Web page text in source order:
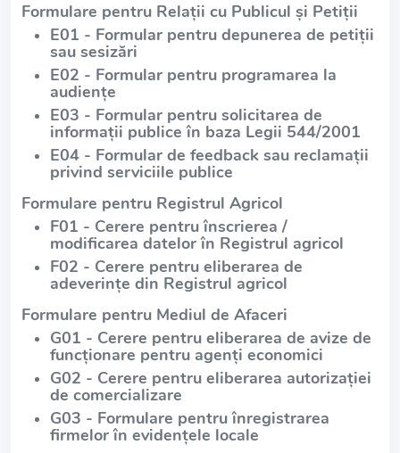
Formulare pentru Relații cu Publicul și Petiții
E01 - Formular pentru depunerea de petiții
sau sesizări
E02 - Formular pentru programarea la
audiențe
E03 - Formular pentru solicitarea de
informații publice în baza Legii 544/2001
E04 - Formular de feedback sau reclamații
privind serviciile publice
Formulare pentru Registrul Agricol
F01 - Cerere pentru înscrierea /
modificarea datelor în Registrul agricol
F02 - Cerere pentru eliberarea de
adeverințe din Registrul agricol
Formulare pentru Mediul de Afaceri
G01 - Cerere pentru eliberarea de avize de
funcționare pentru agenți economici
G02 - Cerere pentru eliberarea autorizației
de comercializare
G03 - Formulare pentru înregistrarea
firmelor în evidențele locale